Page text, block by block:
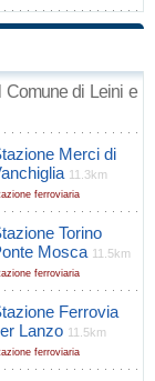
Comune di Leini e
Merci di
11.3km
ferroviaria
Torino
Mosca 11.5km
ferroviaria
Ferrovia
Lanzo 11.5km
ferroviaria